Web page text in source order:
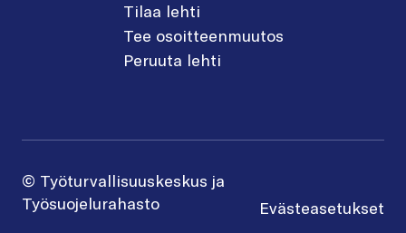
Tilaa lehti
Tee osoitteenmuutos
Peruuta lehti
© Työturvallisuuskeskus ja
Työsuojelurahasto
Evästeasetukset